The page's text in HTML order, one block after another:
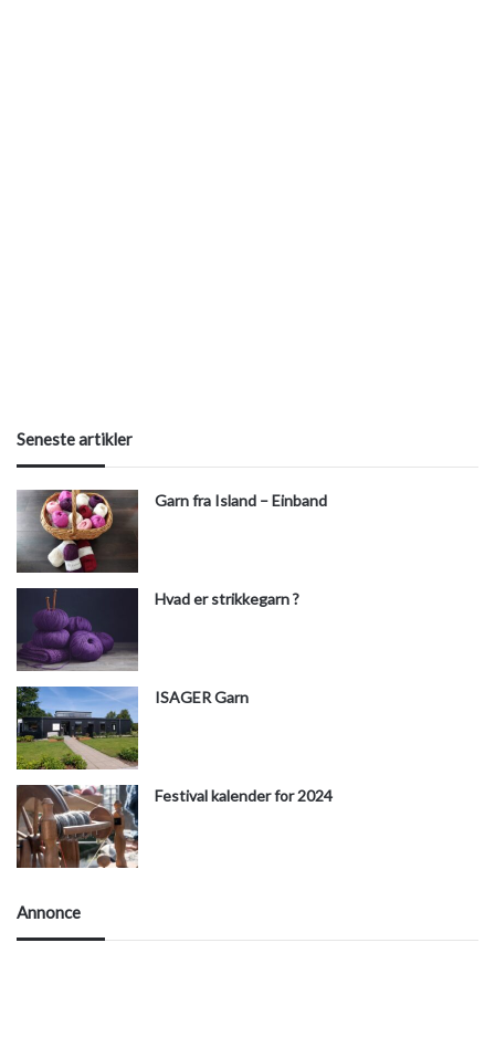
Seneste artikler
Garn fra Island – Einband
Hvad er strikkegarn ?
ISAGER Garn
Festival kalender for 2024
Annonce